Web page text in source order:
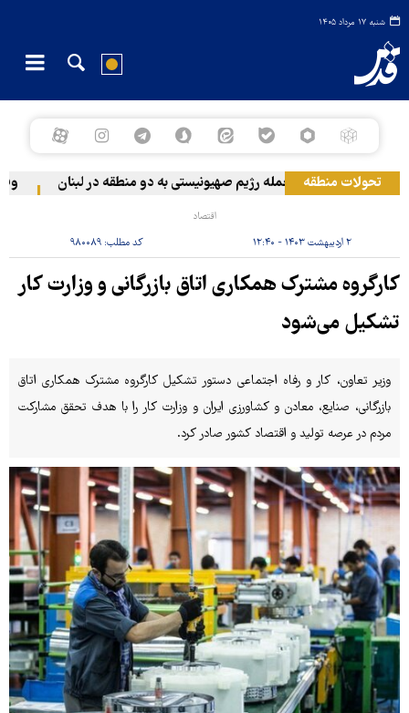
شنبه ۱۷ مرداد ۱۴۰۵
تحولات منطقهحمله رژیم صهیونیستی به دو منطقه در لبنان
اقتصاد
۲ اردیبهشت ۱۴۰۳ - ۱۲:۴۰ کد مطلب: ۹۸۰۰۸۹
کارگروه مشترک همکاری اتاق بازرگانی و وزارت کار
تشکیل می‌شود
وزیر تعاون، کار و رفاه اجتماعی دستور تشکیل کارگروه مشترک همکاری اتاق
بازرگانی، صنایع، معادن و کشاورزی ایران و وزارت کار را با هدف تحقق مشارکت
مردم در عرصه تولید و اقتصاد کشور صادر کرد.